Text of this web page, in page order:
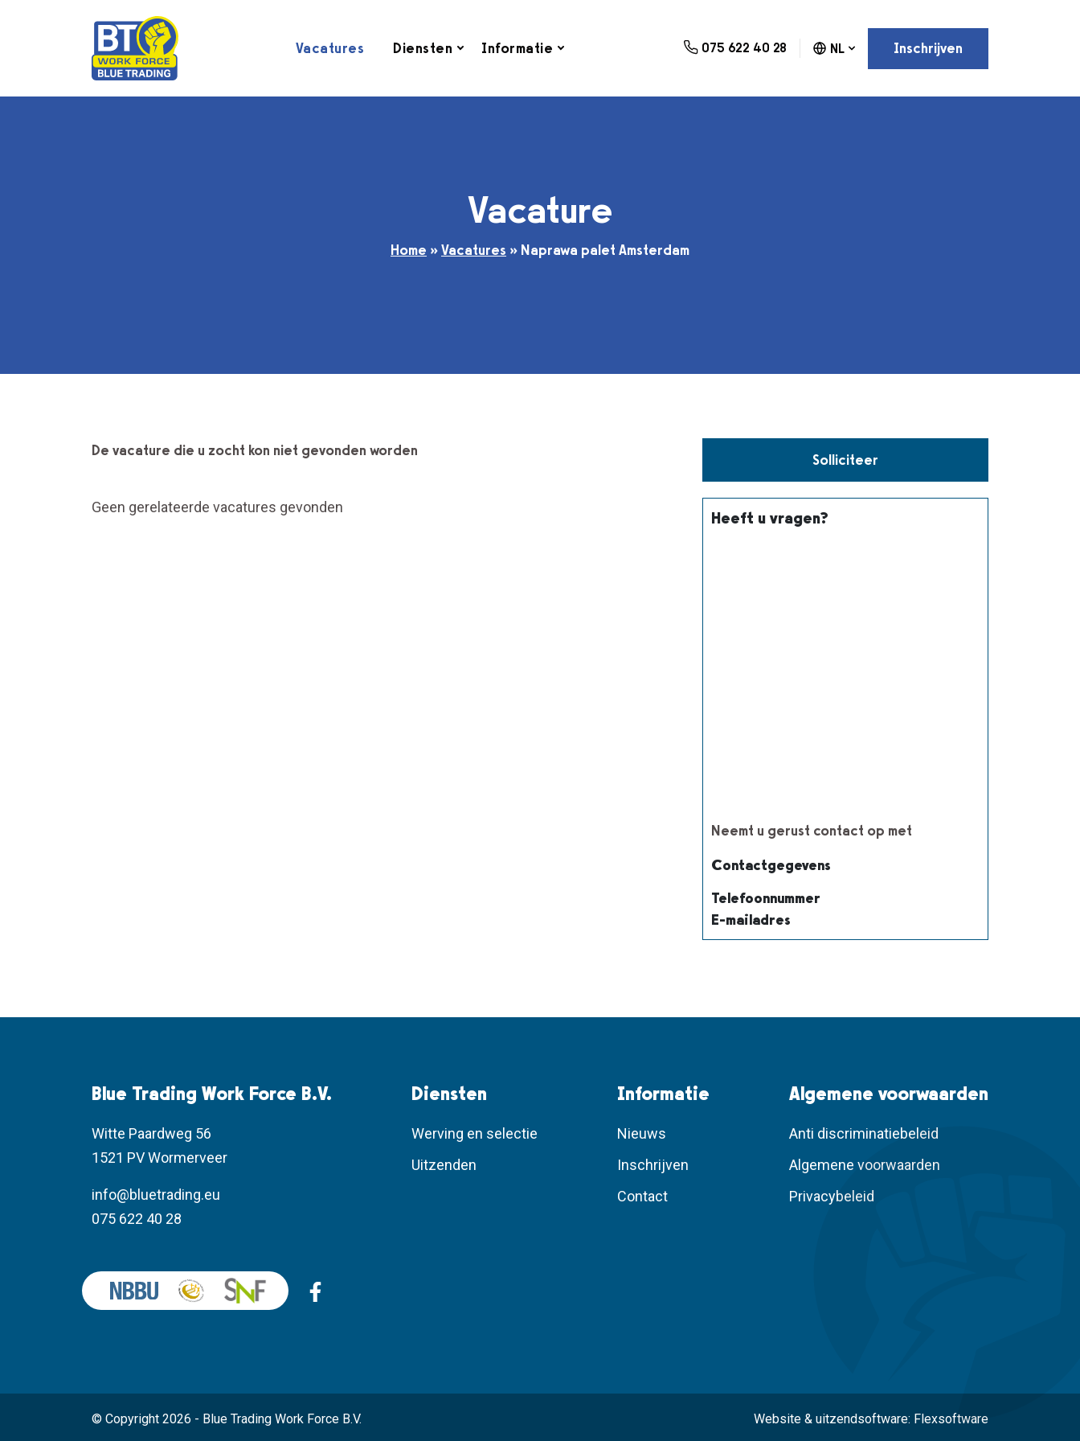
Vacatures Diensten Informatie 075 622 40 28 NL Inschrijven
Vacature
Home »Vacatures » Naprawa palet Amsterdam
De vacature die u zocht kon niet gevonden worden
Geen gerelateerde vacatures gevonden
Solliciteer
Heeft u vragen?
Neemt u gerust contact op met
Contactgegevens
Telefoonnummer
E-mailadres
Blue Trading Work Force B.V.
Witte Paardweg 56
1521 PV Wormerveer
info@bluetrading.eu
075 622 40 28
Diensten
Werving en selectie
Uitzenden
Informatie
Nieuws
Inschrijven
Contact
Algemene voorwaarden
Anti discriminatiebeleid
Algemene voorwaarden
Privacybeleid
© Copyright 2026 - Blue Trading Work Force B.V. Website & uitzendsoftware: Flexsoftware